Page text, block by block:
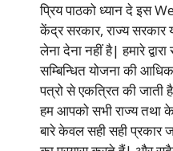
प्रिय पाठको ध्यान दे इस
केंद्र सरकार, राज्य सरकार
लेना देना नहीं है| हमारे
सम्बिन्धित योजना की
पत्रो से एकत्रित की जाती
हम आपको सभी राज्य तथा
बारे केवल सही सही प्रकार